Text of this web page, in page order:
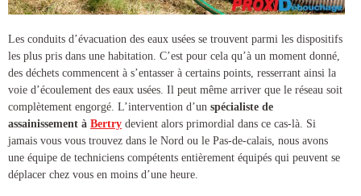
Les conduits d’évacuation des eaux usées se trouvent parmi les dispositifs
les plus pris dans une habitation. C’est pour cela qu’à un moment donné,
des déchets commencent à s’entasser à certains points, resserrant ainsi la
voie d’écoulement des eaux usées. Il peut même arriver que le réseau soit
complètement engorgé. L’intervention d’un spécialiste de
assainissement à Bertry devient alors primordial dans ce cas-là. Si
jamais vous vous trouvez dans le Nord ou le Pas-de-calais, nous avons
une équipe de techniciens compétents entièrement équipés qui peuvent se
déplacer chez vous en moins d’une heure.